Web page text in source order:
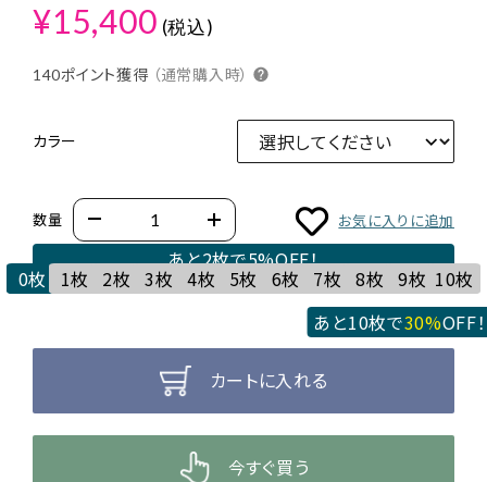
¥15,400 (税込)
140ポイント獲得 （通常購入時）
カラー
数量 お気に入りに追加
あと2枚で5%OFF！
0枚 1枚 2枚 3枚 4枚 5枚 6枚 7枚 8枚 9枚 10枚
あと10枚で30%OFF！
カートに入れる
今すぐ買う